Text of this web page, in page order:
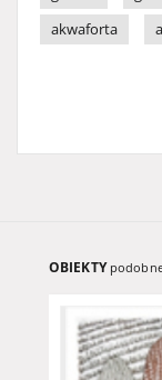
akwaforta
OBIEKTY